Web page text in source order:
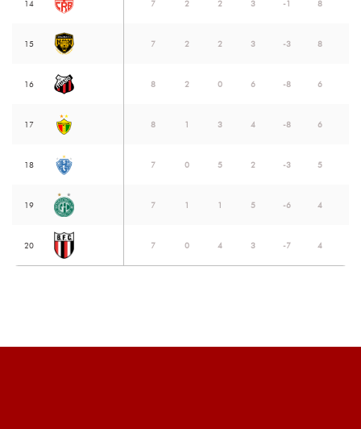
14 7 2 2 3 -1 8
15 7 2 2 3 -3 8
16 8 2 0 6 -8 6
17 8 1 3 4 -8 6
18 7 0 5 2 -3 5
19 7 1 1 5 -6 4
20 7 0 4 3 -7 4